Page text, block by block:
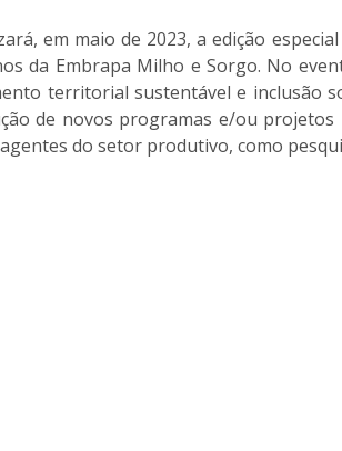
em maio de 2023, a edição
da Embrapa Milho e Sorgo. No
territorial sustentável e inclusão
de novos programas e/ou
do setor produtivo, como